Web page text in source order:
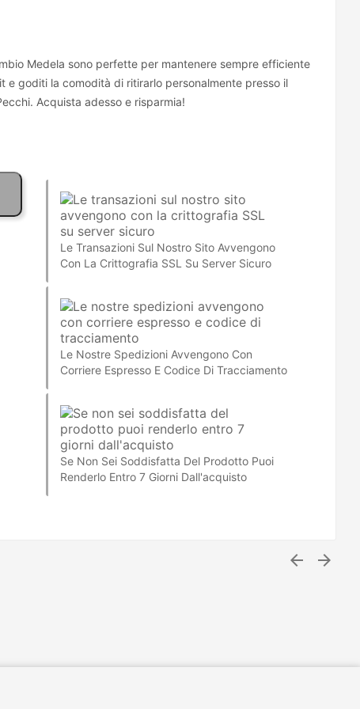
Medela sono perfette per mantenere sempre efficiente
e goditi la comodità di ritirarlo personalmente presso il
Acquista adesso e risparmia!
Le Transazioni Sul Nostro Sito Avvengono
Con La Crittografia SSL Su Server Sicuro
Le Nostre Spedizioni Avvengono Con
Corriere Espresso E Codice Di Tracciamento
Se Non Sei Soddisfatta Del Prodotto Puoi
Renderlo Entro 7 Giorni Dall'acquisto
 